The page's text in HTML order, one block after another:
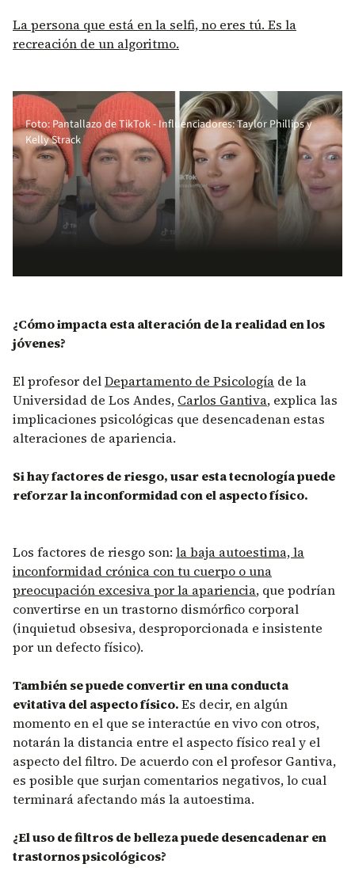
La persona que está en la selfi, no eres tú. Es la
recreación de un algoritmo.
Foto: Pantallazo de TikTok - Influenciadores: Taylor Phillips y
Kelly Strack
¿Cómo impacta esta alteración de la realidad en los
jóvenes?
El profesor delDepartamento de Psicología de la
Universidad de Los Andes, Carlos Gantiva, explica las
implicaciones psicológicas que desencadenan estas
alteraciones de apariencia.
Si hay factores de riesgo, usar esta tecnología puede
reforzar la inconformidad con el aspecto físico.
Los factores de riesgo son: la baja autoestima, la
inconformidad crónica con tu cuerpo o una
preocupación excesiva por la apariencia, que podrían
convertirse en un trastorno dismórfico corporal
(inquietud obsesiva, desproporcionada e insistente
por un defecto físico).
También se puede convertir en una conducta
evitativa del aspecto físico.Es decir, en algún
momento en el que se interactúe en vivo con otros,
notarán la distancia entre el aspecto físico real y el
aspecto del filtro. De acuerdo con el profesor Gantiva,
es posible que surjan comentarios negativos, lo cual
terminará afectando más la autoestima.
¿El uso de filtros de belleza puede desencadenar en
trastornos psicológicos?